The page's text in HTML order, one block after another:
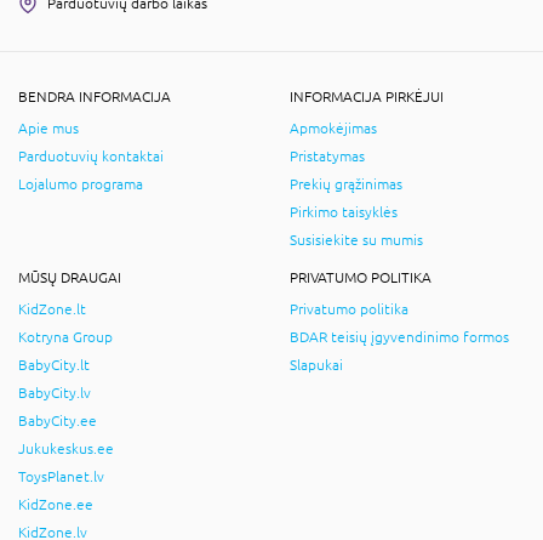
BENDRA INFORMACIJA
Apie mus
Parduotuvių kontaktai
Lojalumo programa
INFORMACIJA PIRKĖJUI
Apmokėjimas
Pristatymas
Prekių grąžinimas
Pirkimo taisyklės
Susisiekite su mumis
MŪSŲ DRAUGAI
KidZone.lt
Kotryna Group
BabyCity.lt
BabyCity.lv
BabyCity.ee
Jukukeskus.ee
ToysPlanet.lv
KidZone.ee
KidZone.lv
PRIVATUMO POLITIKA
Privatumo politika
BDAR teisių įgyvendinimo formos
Slapukai